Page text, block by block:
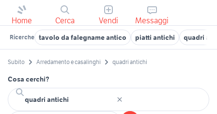
Home Cerca Vendi Messaggi
Ricerche tavolo da falegname antico piatti antichi quadri
Subito Arredamento e casalinghi quadri antichi
Cosa cerchi?